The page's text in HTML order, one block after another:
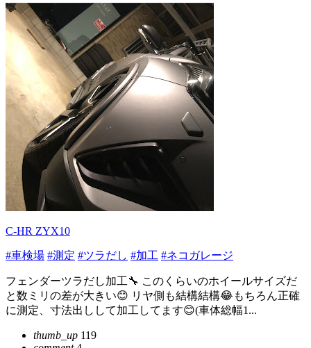
C-HR ZYX10
#車検場 #測定 #ツラだし #加工 #ネコガレージ
フェンダーツラだし加工🔧 このくらいのホイールサイズだ
と数ミリの差が大きい😊 リヤ側も結構結構😂もちろん正確
に測定、寸法出しして加工してます😊(車体総幅1...
thumb_up 119